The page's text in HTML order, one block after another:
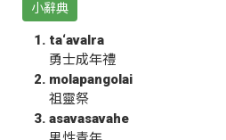
小辭典
ta‘avalra
勇士成年禮
molapangolai
祖靈祭
asavasavahe